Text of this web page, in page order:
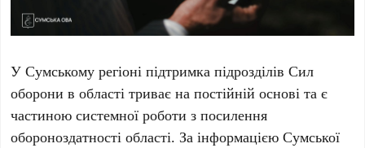
У Сумському регіоні підтримка підрозділів Сил
оборони в області триває на постійній основі та є
частиною системної роботи з посилення
обороноздатності області. За інформацією Сумської